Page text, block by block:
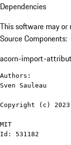
Dependencies
This software may
Source Components:
acorn-import-
Authors:
Sven Sauleau
Copyright (c) 2023
MIT
Id: 531182